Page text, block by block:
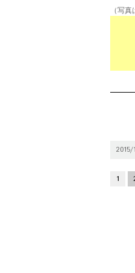
（写
2015/
1